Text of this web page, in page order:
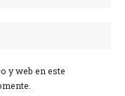
y web en este